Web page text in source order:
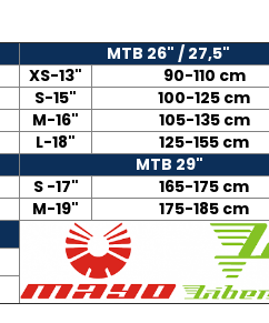
MTB 26" / 27,5"
XS-13"
90-110 cm
S-15"
100-125 cm
M-16"
105-135 cm
L-18"
125-155 cm
MTB 29"
S -17"
165-175 cm
M-19"
175-185 cm